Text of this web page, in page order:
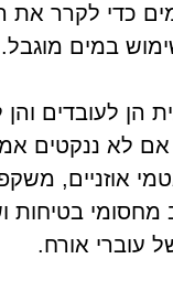
כדי לקרר את
במים מוגבל.
הן לעובדים
לא ננקטים
אוזניים,
מחסומי בטיחות
עוברי אורח.